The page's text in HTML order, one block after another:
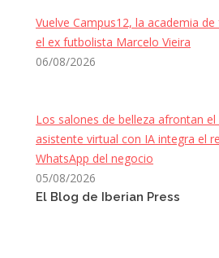
Vuelve Campus12, la academia
el ex futbolista Marcelo Vieira
06/08/2026
Los salones de belleza afrontan
asistente virtual con IA integra el
WhatsApp del negocio
05/08/2026
El Blog de Iberian Press